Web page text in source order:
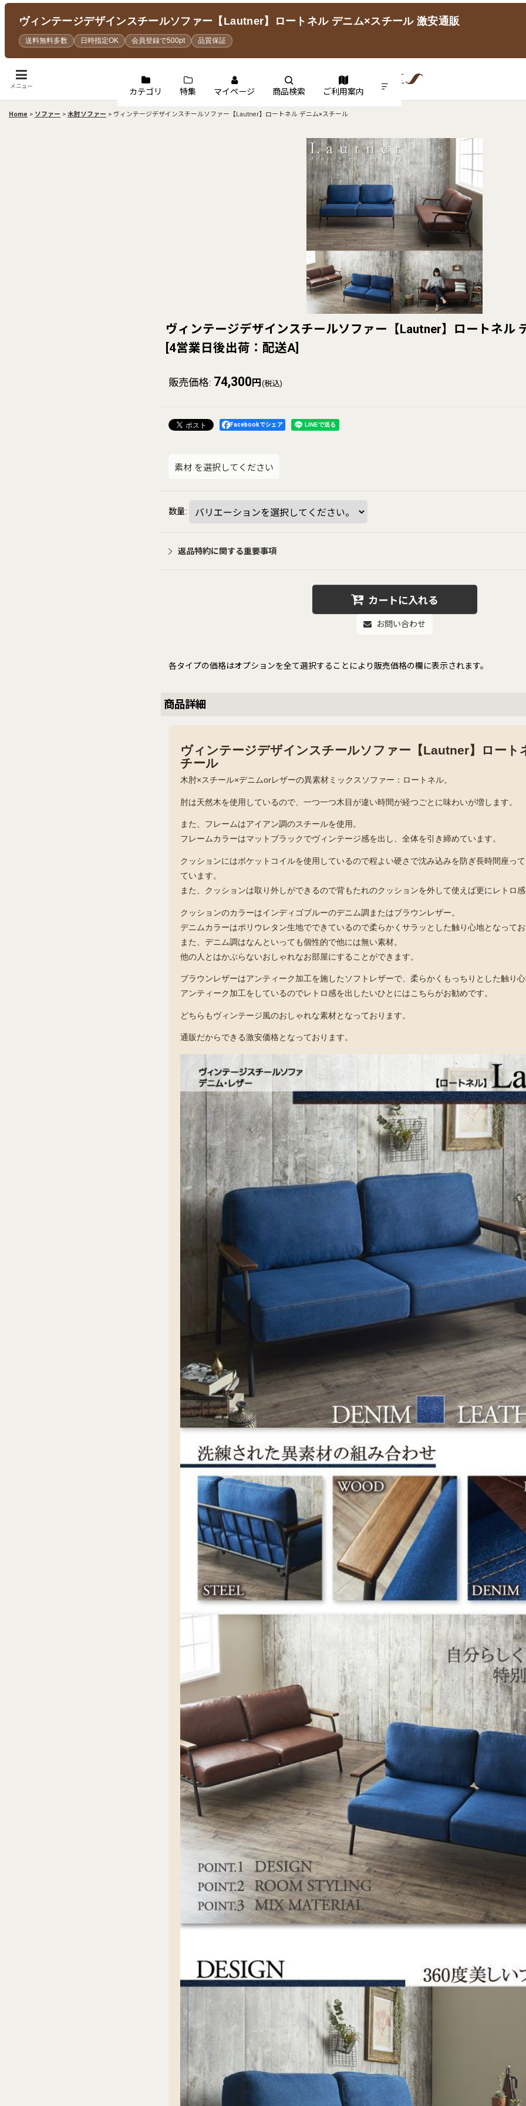
ヴィンテージデザインスチールソファー【Lautner】ロートネル デニム×スチール 激安通販
送料無料多数 日時指定OK 会員登録で500pt 品質保証
メニュー
カテゴリ 特集 マイページ 商品検索 ご利用案内
Home > ソファー > 木肘ソファー > ヴィンテージデザインスチールソファー【Lautner】ロートネル デニム×スチール
ヴィンテージデザインスチールソファー【Lautner】ロートネル
[4営業日後出荷：配送A]
販売価格: 74,300 円 (税込)
Facebookでシェア
素材 を選択してください
数量:
返品特約に関する重要事項
カートに入れる
お問い合わせ
各タイプの価格はオプションを全て選択することにより販売価格の欄に表示されます。
商品詳細
ヴィンテージデザインスチールソファー【Lautner】ロート
チール
木肘×スチール×デニムorレザーの異素材ミックスソファー：ロートネル。
肘は天然木を使用しているので、一つ一つ木目が違い時間が経つごとに味わいが増します。
また、フレームはアイアン調のスチールを使用。
フレームカラーはマットブラックでヴィンテージ感を出し、全体を引き締めています。
クッションにはポケットコイルを使用しているので程よい硬さで沈み込みを防ぎ長時間座っ
ています。
また、クッションは取り外しができるので背もたれのクッションを外して使えば更にレトロ感
クッションのカラーはインディゴブルーのデニム調またはブラウンレザー。
デニムカラーはポリウレタン生地でできているので柔らかくサラッとした触り心地となってお
また、デニム調はなんといっても個性的で他には無い素材。
他の人とはかぶらないおしゃれなお部屋にすることができます。
ブラウンレザーはアンティーク加工を施したソフトレザーで、柔らかくもっちりとした触り心
アンティーク加工をしているのでレトロ感を出したいひとにはこちらがお勧めです。
どちらもヴィンテージ風のおしゃれな素材となっております。
通販だからできる激安価格となっております。